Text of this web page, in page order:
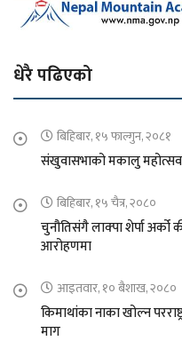
धेरै पढिएको
बिहिबार, १५ फाल्गुन, २०८१
संखुवासभाको मकालु
बिहिबार, १५ चैत्र, २०८०
चुनौतिसंगै लाक्पा शेर्पा अर्को
आरोहणमा
आइतवार, १० बैशाख, २०८०
किमाथांका नाका खोल्न
माग